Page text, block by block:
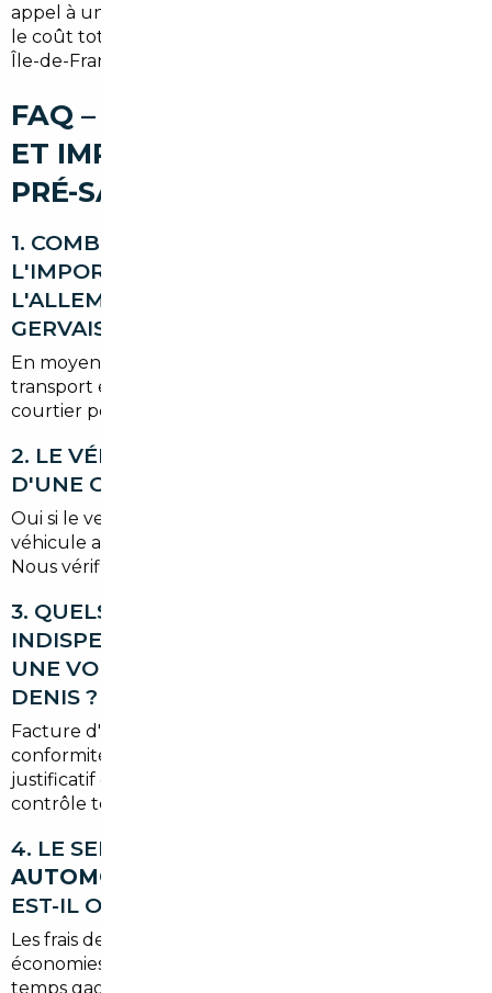
appel à un courtier ou un mandataire local optimise
le coût total et minimise les risques administratifs en
Île-de-France.
FAQ – COURTIER AUTOMOBILE
ET IMPORT DE VOITURE À LE
PRÉ-SAINT-GERVAIS
1. COMBIEN DE TEMPS PREND
L'IMPORTATION D'UNE VOITURE DEPUIS
L'ALLEMAGNE JUSQU'À LE PRÉ-SAINT-
GERVAIS ?
En moyenne 4 à 8 semaines selon les contrôles, le
transport et les formalités douanières ou fiscales. Un
courtier peut accélérer les étapes clés.
2. LE VÉHICULE IMPORTÉ BÉNÉFICIE-T-IL
D'UNE GARANTIE EN FRANCE ?
Oui si le vendeur propose une garantie ou si le
véhicule a une garantie constructeur transférable.
Nous vérifions toujours les conditions avant l'achat.
3. QUELS DOCUMENTS SONT
INDISPENSABLES POUR IMMATRICULER
UNE VOITURE IMPORTÉE EN SEINE-SAINT-
DENIS ?
Facture d'achat, certificat de cession, certificat de
conformité (COC) ou document équivalent,
justificatif de paiement de la TVA si applicable,
contrôle technique à jour.
4. LE SERVICE D'UN
AUTOMOBILE LE PRÉ-SAINT-GERVAIS
EST-IL ONÉREUX ?
Les frais de courtage sont souvent compensés par les
économies réalisées à l'achat et par la valeur du
temps gagné. Nous proposons des devis clairs et sans